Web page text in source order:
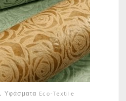
Υφάσματα Eco-Textile